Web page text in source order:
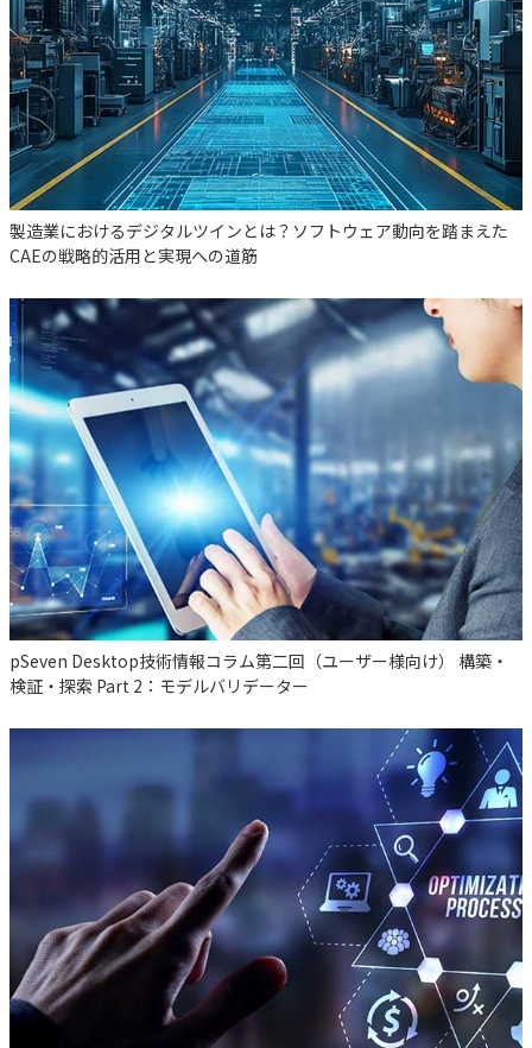
製造業におけるデジタルツインとは？ソフトウェア動向を踏まえた
CAEの戦略的活用と実現への道筋
pSeven Desktop技術情報コラム第二回（ユーザー様向け） 構築・
検証・探索 Part 2：モデルバリデーター